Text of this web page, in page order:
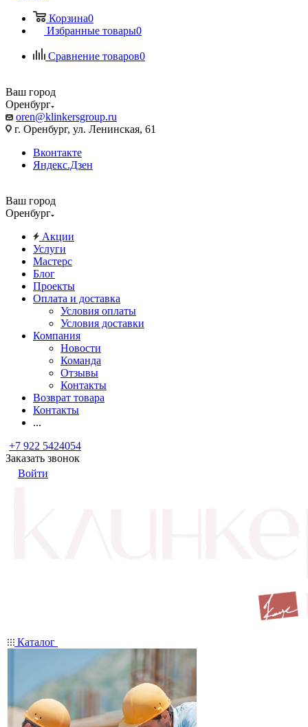
Корзина0
Избранные товары0
Сравнение товаров0
Ваш город
Оренбург
oren@klinkersgroup.ru
г. Оренбург, ул. Ленинская, 61
Вконтакте
Яндекс.Дзен
Ваш город
Оренбург
Акции
Услуги
Мастерс
Блог
Проекты
Оплата и доставка
Условия оплаты
Условия доставки
Компания
Новости
Команда
Отзывы
Контакты
Возврат товара
Контакты
...
+7 922 5424054
Заказать звонок
Войти
Каталог